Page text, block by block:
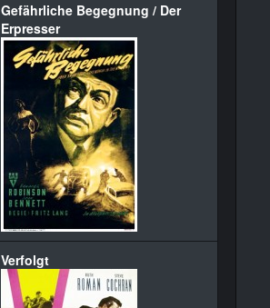
Gefährliche Begegnung / Der
Erpresser
Verfolgt